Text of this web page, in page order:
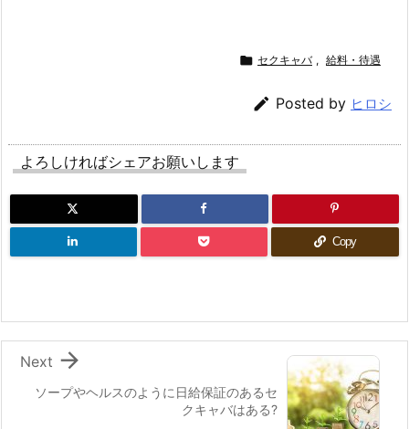
 セクキャバ , 給料・待遇
 Posted by ヒロシ
よろしければシェアお願いします
Copy
ソープやヘルスのように日給保証のあるセ
クキャバはある?

Next